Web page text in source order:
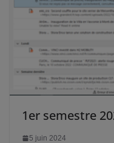
1er semestre
5 juin 2024